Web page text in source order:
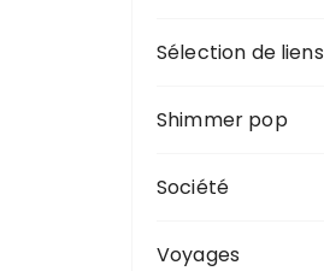
Sélection de liens
Shimmer pop
Société
Voyages